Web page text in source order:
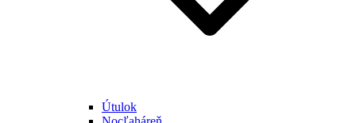
Útulok